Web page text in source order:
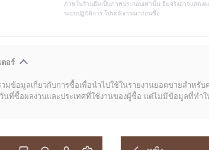
ภาพในร้านธีมเป็นภาพประกอบเท่านั้น ธีมจริงอาจแสดง
ระบบปฏิบัติการ โปรดพิจารณาก่อนซื้อ
อร์
วมข้อมูลเกี่ยวกับการซื้อเพื่อนำไปใช้ในรายงานยอดขายสำหรับ
นที่ซื้อผลงานและประเทศที่ใช้งานของผู้ซื้อ แต่ไม่มีข้อมูลที่ทำ